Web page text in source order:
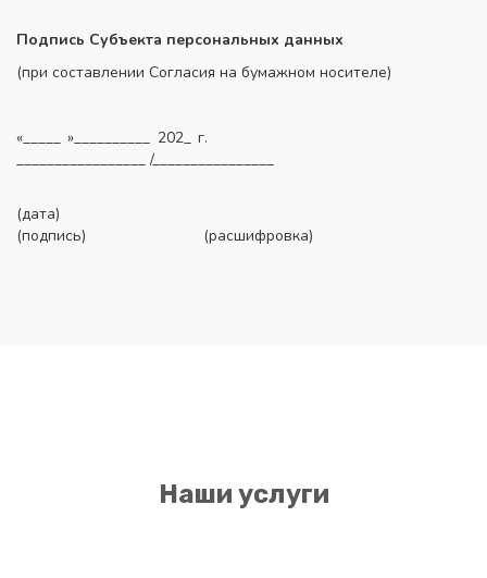
Подпись Субъекта персональных данных
(при составлении Согласия на бумажном носителе)
«_____ »__________ 202_ г.
_________________ /________________
(дата)
(подпись) (расшифровка)
Наши услуги